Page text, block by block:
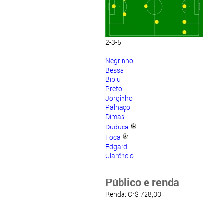
2-3-5
Negrinho
Bessa
Bibiu
Preto
Jorginho
Palhaço
Dimas
Duduca
Foca
Edgard
Clarêncio
Público e renda
Renda: Cr$ 728,00